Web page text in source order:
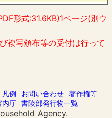
形式:31.6KB)1ページ(別ウ
複写頒布等の受付は行って
凡例 お問い合わせ 著作権等
内庁 書陵部発行物一覧
Agency.